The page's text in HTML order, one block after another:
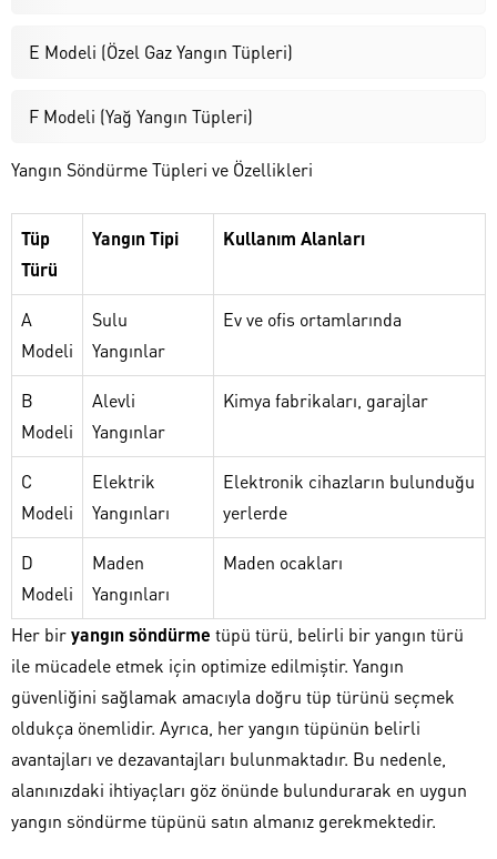
E Modeli (Özel Gaz Yangın Tüpleri)
F Modeli (Yağ Yangın Tüpleri)
Yangın Söndürme Tüpleri ve Özellikleri
Tüp
Türü
Yangın Tipi Kullanım Alanları
A
Modeli
Sulu
Yangınlar
Ev ve ofis ortamlarında
B
Modeli
Alevli
Yangınlar
Kimya fabrikaları, garajlar
C
Modeli
Elektrik
Yangınları
Elektronik cihazların bulunduğu
yerlerde
D
Modeli
Maden
Yangınları
Maden ocakları
Her biryangın söndürme tüpü türü, belirli bir yangın türü
ile mücadele etmek için optimize edilmiştir. Yangın
güvenliğini sağlamak amacıyla doğru tüp türünü seçmek
oldukça önemlidir. Ayrıca, her yangın tüpünün belirli
avantajları ve dezavantajları bulunmaktadır. Bu nedenle,
alanınızdaki ihtiyaçları göz önünde bulundurarak en uygun
yangın söndürme tüpünü satın almanız gerekmektedir.